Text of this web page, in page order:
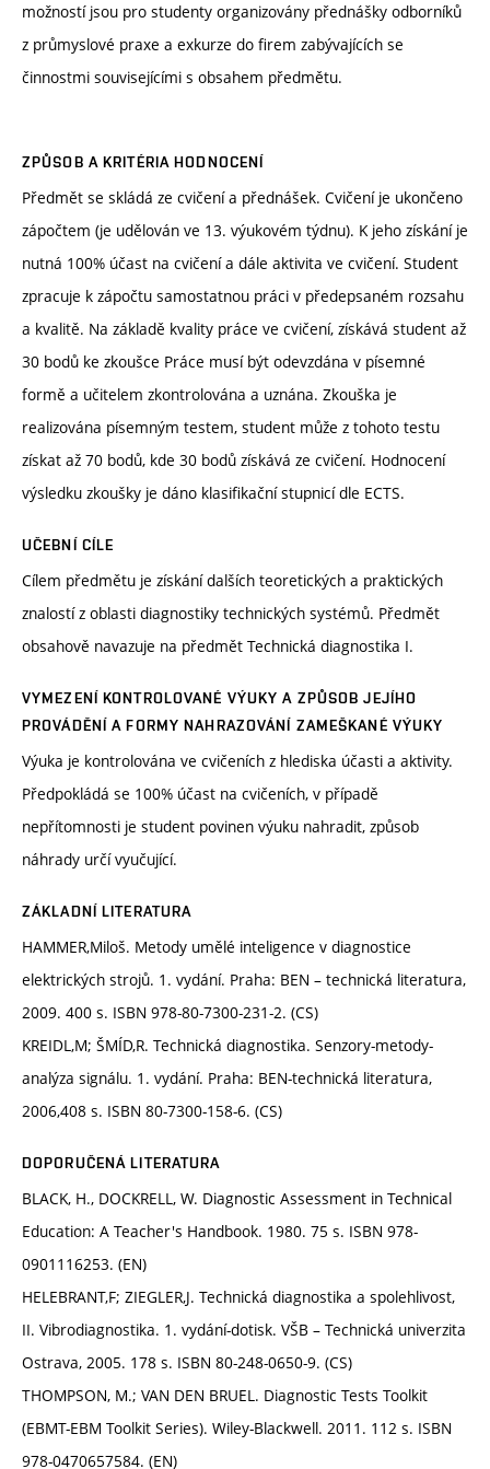
možností jsou pro studenty organizovány přednášky odborníků
z průmyslové praxe a exkurze do firem zabývajících se
činnostmi souvisejícími s obsahem předmětu.
ZPŮSOB A KRITÉRIA HODNOCENÍ
Předmět se skládá ze cvičení a přednášek. Cvičení je ukončeno
zápočtem (je udělován ve 13. výukovém týdnu). K jeho získání je
nutná 100% účast na cvičení a dále aktivita ve cvičení. Student
zpracuje k zápočtu samostatnou práci v předepsaném rozsahu
a kvalitě. Na základě kvality práce ve cvičení, získává student až
30 bodů ke zkoušce Práce musí být odevzdána v písemné
formě a učitelem zkontrolována a uznána. Zkouška je
realizována písemným testem, student může z tohoto testu
získat až 70 bodů, kde 30 bodů získává ze cvičení. Hodnocení
výsledku zkoušky je dáno klasifikační stupnicí dle ECTS.
UČEBNÍ CÍLE
Cílem předmětu je získání dalších teoretických a praktických
znalostí z oblasti diagnostiky technických systémů. Předmět
obsahově navazuje na předmět Technická diagnostika I.
VYMEZENÍ KONTROLOVANÉ VÝUKY A ZPŮSOB JEJÍHO
PROVÁDĚNÍ A FORMY NAHRAZOVÁNÍ ZAMEŠKANÉ VÝUKY
Výuka je kontrolována ve cvičeních z hlediska účasti a aktivity.
Předpokládá se 100% účast na cvičeních, v případě
nepřítomnosti je student povinen výuku nahradit, způsob
náhrady určí vyučující.
ZÁKLADNÍ LITERATURA
HAMMER,Miloš. Metody umělé inteligence v diagnostice
elektrických strojů. 1. vydání. Praha: BEN – technická literatura,
2009. 400 s. ISBN 978-80-7300-231-2. (CS)
KREIDL,M; ŠMÍD,R. Technická diagnostika. Senzory-metody-
analýza signálu. 1. vydání. Praha: BEN-technická literatura,
2006,408 s. ISBN 80-7300-158-6. (CS)
DOPORUČENÁ LITERATURA
BLACK, H., DOCKRELL, W. Diagnostic Assessment in Technical
Education: A Teacher's Handbook. 1980. 75 s. ISBN 978-
0901116253. (EN)
HELEBRANT,F; ZIEGLER,J. Technická diagnostika a spolehlivost,
II. Vibrodiagnostika. 1. vydání-dotisk. VŠB – Technická univerzita
Ostrava, 2005. 178 s. ISBN 80-248-0650-9. (CS)
THOMPSON, M.; VAN DEN BRUEL. Diagnostic Tests Toolkit
(EBMT-EBM Toolkit Series). Wiley-Blackwell. 2011. 112 s. ISBN
978-0470657584. (EN)